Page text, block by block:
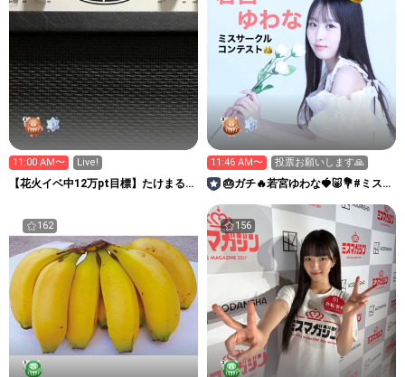
11:00 AM〜 Live!
【花火イベ中12万pt目標】たけまる
11:46 AM〜 投票お願いします🙏
🎂ガチ🔥若宮ゆわな🍓🐷💐#ミス
162 156